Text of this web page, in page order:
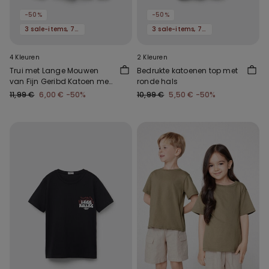
-50%
3 sale-items, 70% korting
4 Kleuren
Trui met Lange Mouwen
van Fijn Geribd Katoen met
Lettuce Hem en Ronde Hals
11,99 € 6,00 € -50%
-50%
3 sale-items, 70% korting
2 Kleuren
Bedrukte katoenen top met
ronde hals
10,99 € 5,50 € -50%